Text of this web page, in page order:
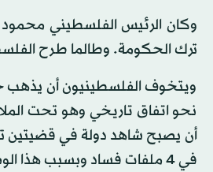
وكان الرئيس الفلسطيني
ترك الحكومة. وطالما طرح
ويتخوف الفلسطينيون أن يذهب
نحو اتفاق تاريخي وهو تحت
أن يصبح شاهد دولة في قضيتين
في 4 ملفات فساد وبسبب هذا الوضع يأمل الفلسطينيون الانتظار حتى تنتهي التحقيقات.